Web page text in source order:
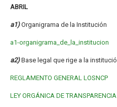
ABRIL
a1)Organigrama de la Institución
a1-organigrama_de_la_institucion
a2) Base legal que rige a la
REGLAMENTO GENERAL LOSNCP
LEY ORGÁNICA DE